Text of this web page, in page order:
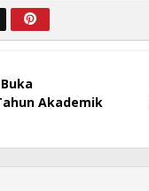
Akademik